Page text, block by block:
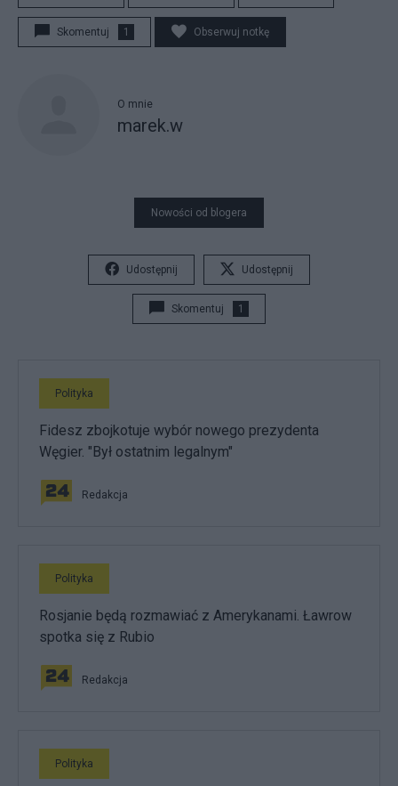
Skomentuj 1 Obserwuj notkę
O mnie
marek.w
Nowości od blogera
Udostępnij Udostępnij
Skomentuj 1
Polityka
Fidesz zbojkotuje wybór nowego prezydenta
Węgier. "Był ostatnim legalnym"
Redakcja
Polityka
Rosjanie będą rozmawiać z Amerykanami. Ławrow
spotka się z Rubio
Redakcja
Polityka